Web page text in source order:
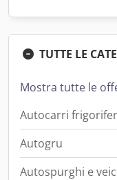
TUTTE LE
Mostra tutte le
Autocarri
Autogru
Autospurghi e